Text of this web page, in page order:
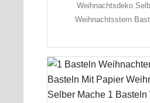
Weihnachtsdeko
Weihnachtsstern